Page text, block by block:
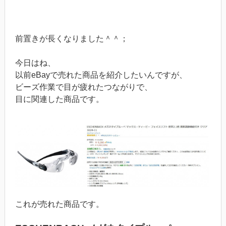
前置きが長くなりました＾＾；
今日はね、
以前eBayで売れた商品を紹介したいんですが、
ビーズ作業で目が疲れたつながりで、
目に関連した商品です。
これが売れた商品です。